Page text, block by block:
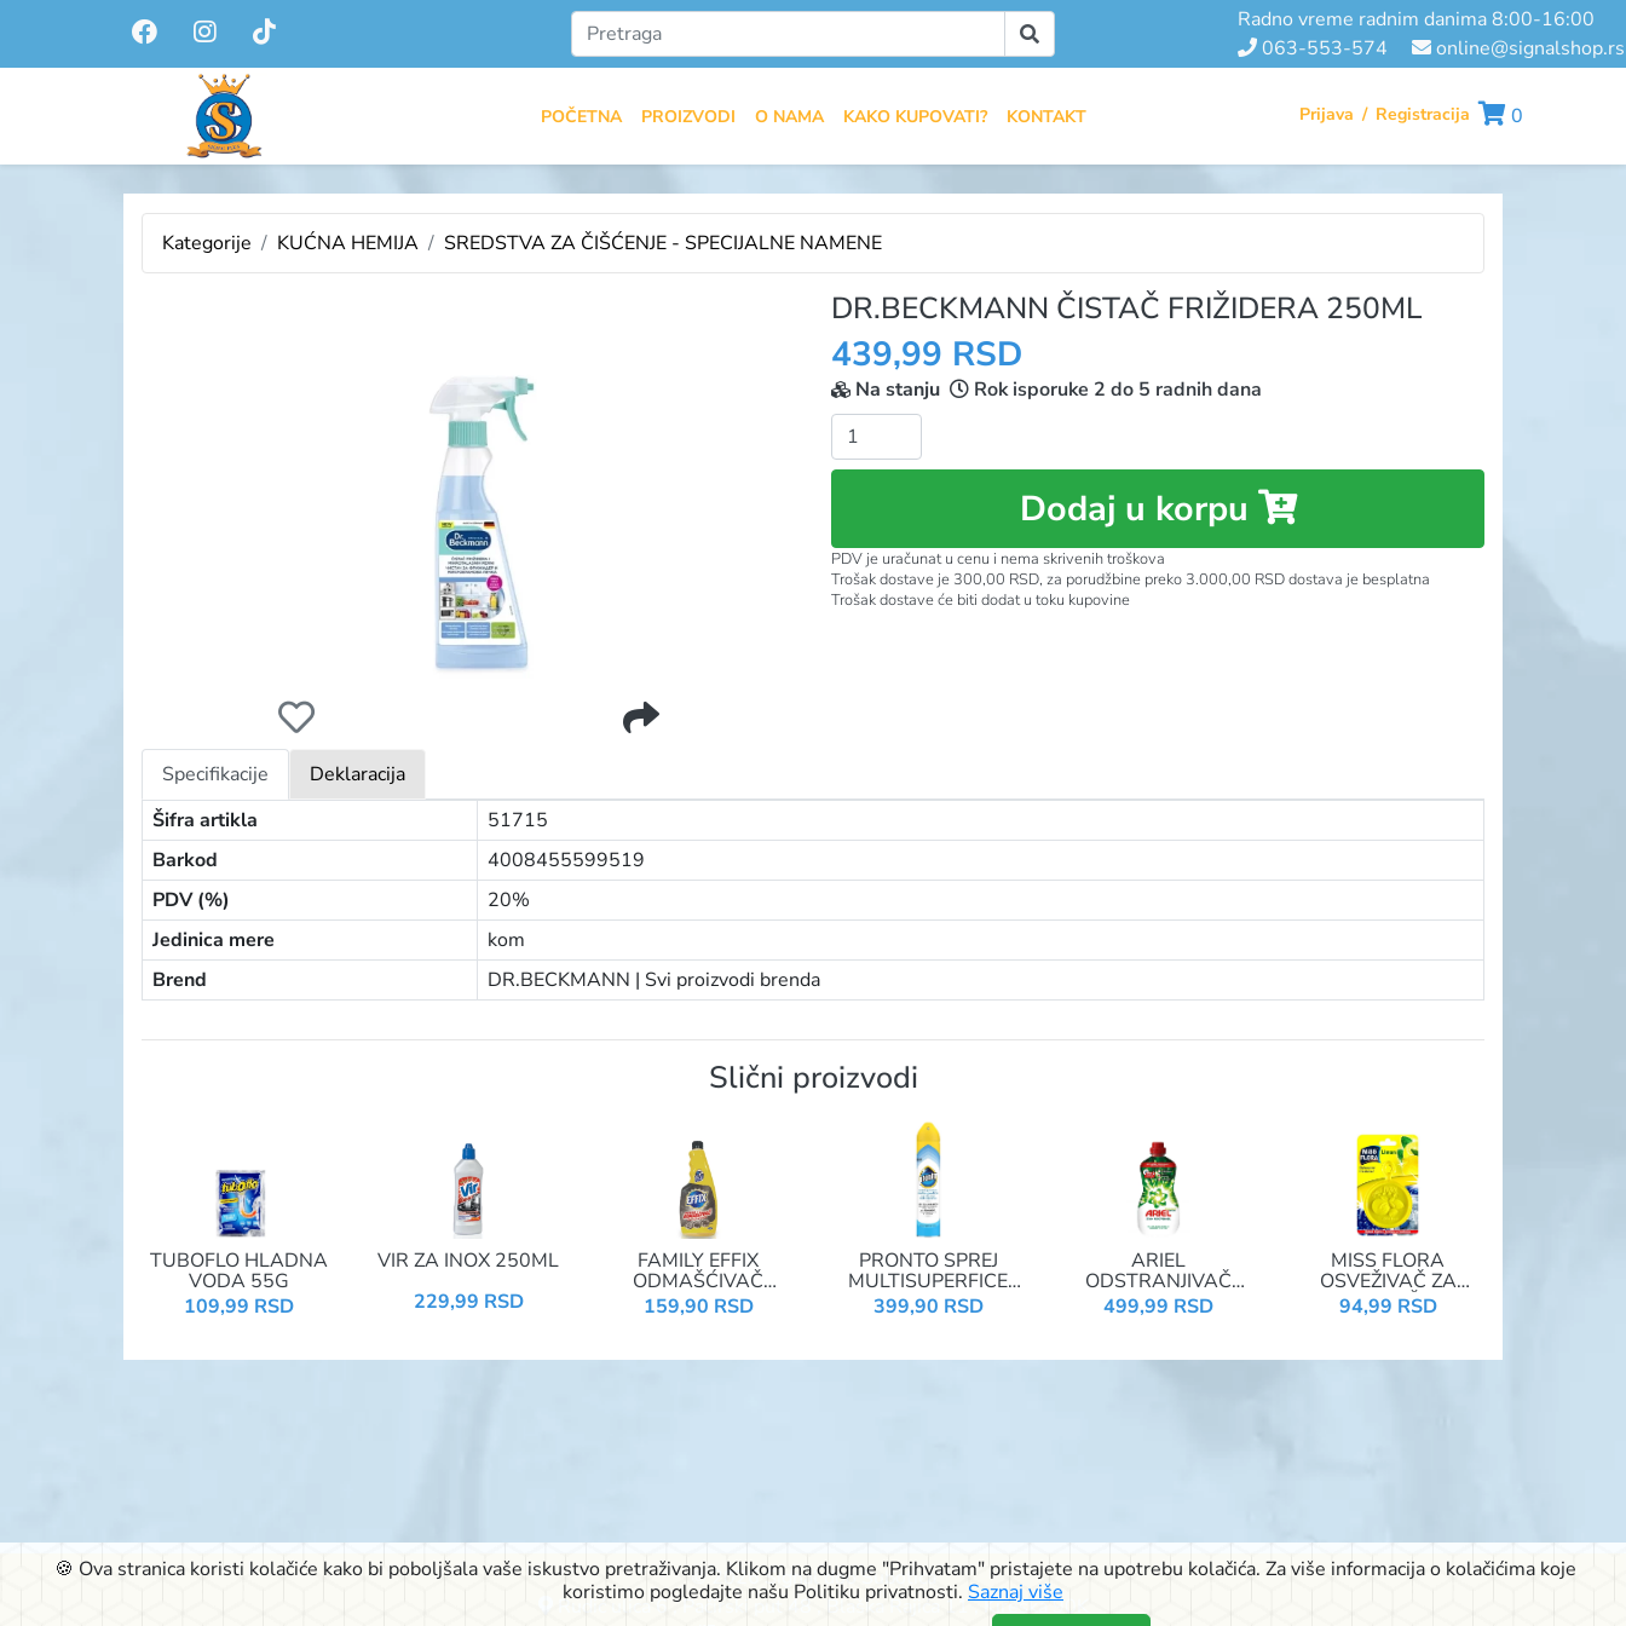
radno vreme radnim danima 8:00-16:00
063-553-574
online@signalshop.rs
POČETNA PROIZVODI O NAMA KAKO KUPOVATI? KONTAKT Prijava / Registracija 0
Kategorije KUĆNA HEMIJA SREDSTVA ZA ČIŠĆENJE - SPECIJALNE NAMENE
DR.BECKMANN ČISTAČ FRIŽIDERA 250ML
439,99 RSD
Na stanju
Rok isporuke 2 do 5 radnih dana
Količina:
Dodaj u korpu
PDV je uračunat u cenu i nema skrivenih troškova
Trošak dostave je 300,00 RSD, za porudžbine preko 3.000,00 RSD dostava je besplatna
Trošak dostave će biti dodat u toku kupovine
Specifikacije
Deklaracija
Šifra artikla
51715
Barkod
4008455599519
PDV (%)
20%
Jedinica mere
kom
Brend
DR.BECKMANN | Svi proizvodi brenda
Slični proizvodi
TUBOFLO HLADNA
VODA 55G
109,99 RSD
VIR ZA INOX 250ML
229,99 RSD
FAMILY EFFIX
ODMAŠĆIVAČ
750ML REFIL
159,90 RSD
PRONTO SPREJ
MULTISUPERFICE
300ML JASMIN
121230
399,90 RSD
ARIEL
ODSTRANJIVAČ
FLEKA 950ML GEL
499,99 RSD
MISS FLORA
OSVEŽIVAČ ZA
SUDOMAŠINU
94,99 RSD
© 2026 Signal doo Subotica
Rudić ulica 6,Pačirski put 48,Blaška Rajića 11,Kireška 90K
🍪 Ova stranica koristi kolačiće kako bi poboljšala vaše iskustvo pretraživanja. Klikom na dugme "Prihvatam" pristajete na upotrebu kolačića. Za više informacija o kolačićima koje
koristimo pogledajte našu Politiku privatnosti. Saznaj više